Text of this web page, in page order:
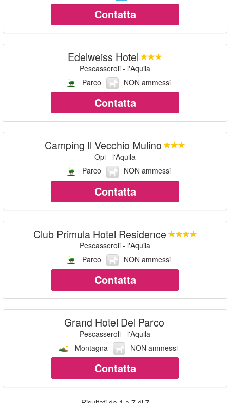
Contatta
Edelweiss Hotel
Pescasseroli - l'Aquila
Parco
NON ammessi
Contatta
Camping Il Vecchio Mulino
Opi - l'Aquila
Parco
NON ammessi
Contatta
Club Primula Hotel Residence
Pescasseroli - l'Aquila
Parco
NON ammessi
Contatta
Grand Hotel Del Parco
Pescasseroli - l'Aquila
Montagna
NON ammessi
Contatta